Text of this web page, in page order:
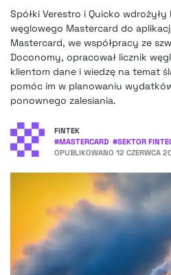
OKIEM EKSPERTA
Spółki Verestro i Quicko
węglowego Mastercard do
Mastercard, we współpracy ze
Doconomy, opracował licznik
klientom dane i wiedzę na temat
pomóc im w planowaniu
ponownego zalesiania.
FINTEK
#MASTERCARD #SEKTOR
OPUBLIKOWANO 12 CZERWCA